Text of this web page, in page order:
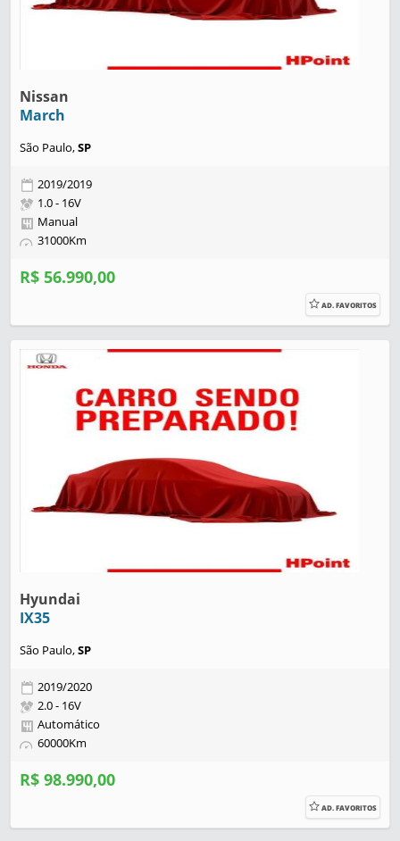
Nissan
March
São Paulo,SP
2019/2019
1.0 - 16V
Manual
31000Km
R$ 56.990,00
AD. FAVORITOS
Hyundai
IX35
São Paulo,SP
2019/2020
2.0 - 16V
Automático
60000Km
R$ 98.990,00
AD. FAVORITOS